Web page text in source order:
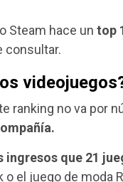
Steam hace un top
consultar.
ranking no va por
ingresos que 21
el juego de moda